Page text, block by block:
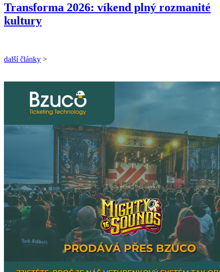
Transforma 2026: víkend plný rozmanité
kultury
další články >